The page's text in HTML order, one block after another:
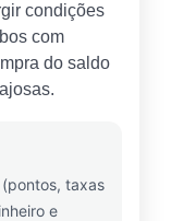
condições
com
do saldo
taxas
e